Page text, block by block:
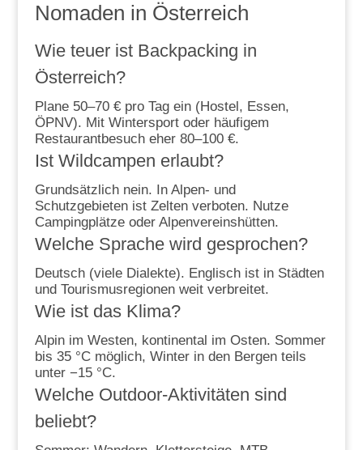
Nomaden in Österreich
Wie teuer ist Backpacking in
Österreich?
Plane 50–70 € pro Tag ein (Hostel, Essen,
ÖPNV). Mit Wintersport oder häufigem
Restaurantbesuch eher 80–100 €.
Ist Wildcampen erlaubt?
Grundsätzlich nein. In Alpen- und
Schutzgebieten ist Zelten verboten. Nutze
Campingplätze oder Alpenvereinshütten.
Welche Sprache wird gesprochen?
Deutsch (viele Dialekte). Englisch ist in Städten
und Tourismusregionen weit verbreitet.
Wie ist das Klima?
Alpin im Westen, kontinental im Osten. Sommer
bis 35 °C möglich, Winter in den Bergen teils
unter −15 °C.
Welche Outdoor-Aktivitäten sind
beliebt?